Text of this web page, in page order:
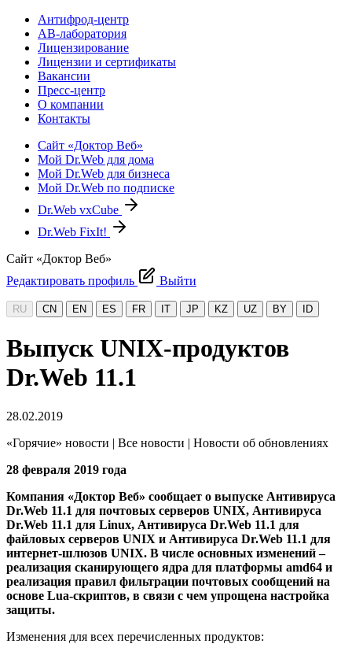
Антифрод-центр
АВ-лаборатория
Лицензирование
Лицензии и сертификаты
Вакансии
Пресс-центр
О компании
Контакты
Сайт «Доктор Веб»
Мой Dr.Web для дома
Мой Dr.Web для бизнеса
Мой Dr.Web по подписке
Dr.Web vxCube
Dr.Web FixIt!
Сайт «Доктор Веб»
Редактировать профиль
Выйти
RU CN EN ES FR IT JP KZ UZ BY ID
Выпуск UNIX-продуктов
Dr.Web 11.1
28.02.2019
«Горячие» новости | Все новости | Новости об обновлениях
28 февраля 2019 года
Компания «Доктор Веб» сообщает о выпуске Антивируса
Dr.Web 11.1 для почтовых серверов UNIX, Антивируса
Dr.Web 11.1 для Linux, Антивируса Dr.Web 11.1 для
файловых серверов UNIX и Антивируса Dr.Web 11.1 для
интернет-шлюзов UNIX. В числе основных изменений –
реализация сканирующего ядра для платформы amd64 и
реализация правил фильтрации почтовых сообщений на
основе Lua-скриптов, в связи с чем упрощена настройка
защиты.
Изменения для всех перечисленных продуктов: